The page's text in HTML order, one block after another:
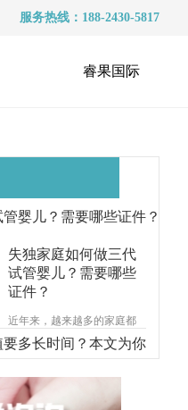
服务热线：188-2430-5817
睿果国际
失独家庭如何做三代
试管婴儿？需要哪些
证件？
近年来，越来越多的家庭都
遭受着失去孩子的痛苦，对
于失独家庭的来说，再生育
安慰方式。那么，失独家庭
想做三代试管可行吗？需要
多长时间？本文为你